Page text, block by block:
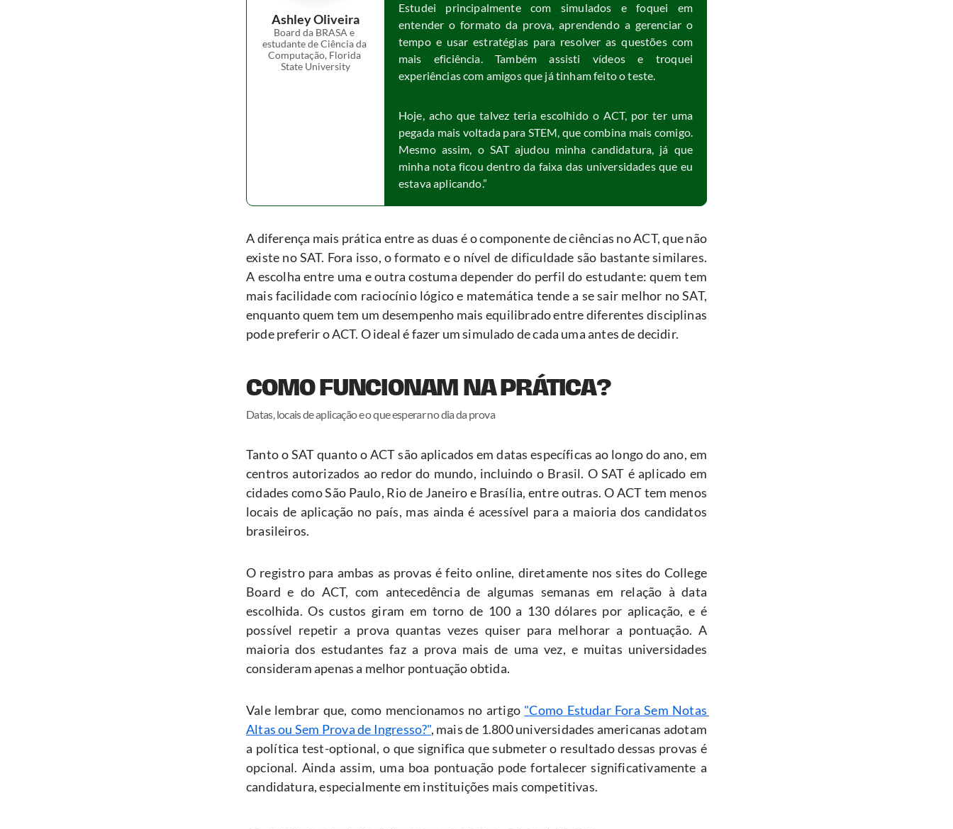
Ashley Oliveira
Board da BRASA e
estudante de Ciência da
Computação, Florida
State University
Estudei principalmente com simulados e foquei em
entender o formato da prova, aprendendo a gerenciar o
tempo e usar estratégias para resolver as questões com
mais eficiência. Também assisti vídeos e troquei
experiências com amigos que já tinham feito o teste.
Hoje, acho que talvez teria escolhido o ACT, por ter uma
pegada mais voltada para STEM, que combina mais comigo.
Mesmo assim, o SAT ajudou minha candidatura, já que
minha nota ficou dentro da faixa das universidades que eu
estava aplicando.”
A diferença mais prática entre as duas é o componente de ciências no ACT, que não
existe no SAT. Fora isso, o formato e o nível de dificuldade são bastante similares.
A escolha entre uma e outra costuma depender do perfil do estudante: quem tem
mais facilidade com raciocínio lógico e matemática tende a se sair melhor no SAT,
enquanto quem tem um desempenho mais equilibrado entre diferentes disciplinas
pode preferir o ACT. O ideal é fazer um simulado de cada uma antes de decidir.
COMO FUNCIONAM NA PRÁTICA?
Datas, locais de aplicação e o que esperar no dia da prova
Tanto o SAT quanto o ACT são aplicados em datas específicas ao longo do ano, em
centros autorizados ao redor do mundo, incluindo o Brasil. O SAT é aplicado em
cidades como São Paulo, Rio de Janeiro e Brasília, entre outras. O ACT tem menos
locais de aplicação no país, mas ainda é acessível para a maioria dos candidatos
brasileiros.
O registro para ambas as provas é feito online, diretamente nos sites do College
Board e do ACT, com antecedência de algumas semanas em relação à data
escolhida. Os custos giram em torno de 100 a 130 dólares por aplicação, e é
possível repetir a prova quantas vezes quiser para melhorar a pontuação. A
maioria dos estudantes faz a prova mais de uma vez, e muitas universidades
consideram apenas a melhor pontuação obtida.
Vale lembrar que, como mencionamos no artigo "Como Estudar Fora Sem Notas
Altas ou Sem Prova de Ingresso?", mais de 1.800 universidades americanas adotam
a política test-optional, o que significa que submeter o resultado dessas provas é
opcional. Ainda assim, uma boa pontuação pode fortalecer significativamente a
candidatura, especialmente em instituições mais competitivas.